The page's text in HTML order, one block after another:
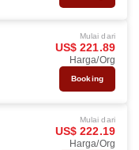
Mulai dari
US$ 221.89
Harga/Org
Booking
Mulai dari
US$ 222.19
Harga/Org